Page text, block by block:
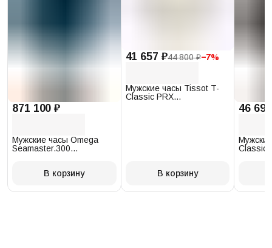
871 100 ₽
Мужские часы Omega
Seamaster.300
В корзину
41 657 ₽44 800 ₽−7%
Мужские часы Tissot T-
Classic PRX
В корзину
46
Classic